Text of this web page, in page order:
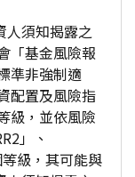
人須知揭露之
「基金風險報
準非強制適
配置及風險指
級，並依風險
」、
等級，其可能與